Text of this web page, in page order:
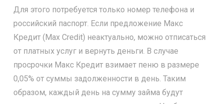
Для этого потребуется только номер телефона и
российский паспорт. Если предложение Макс
Кредит (Max Credit) неактуально, можно отписаться
от платных услуг и вернуть деньги. В случае
просрочки Макс Кредит взимает пеню в размере
0,05% от суммы задолженности в день. Таким
образом, каждый день на сумму займа будут